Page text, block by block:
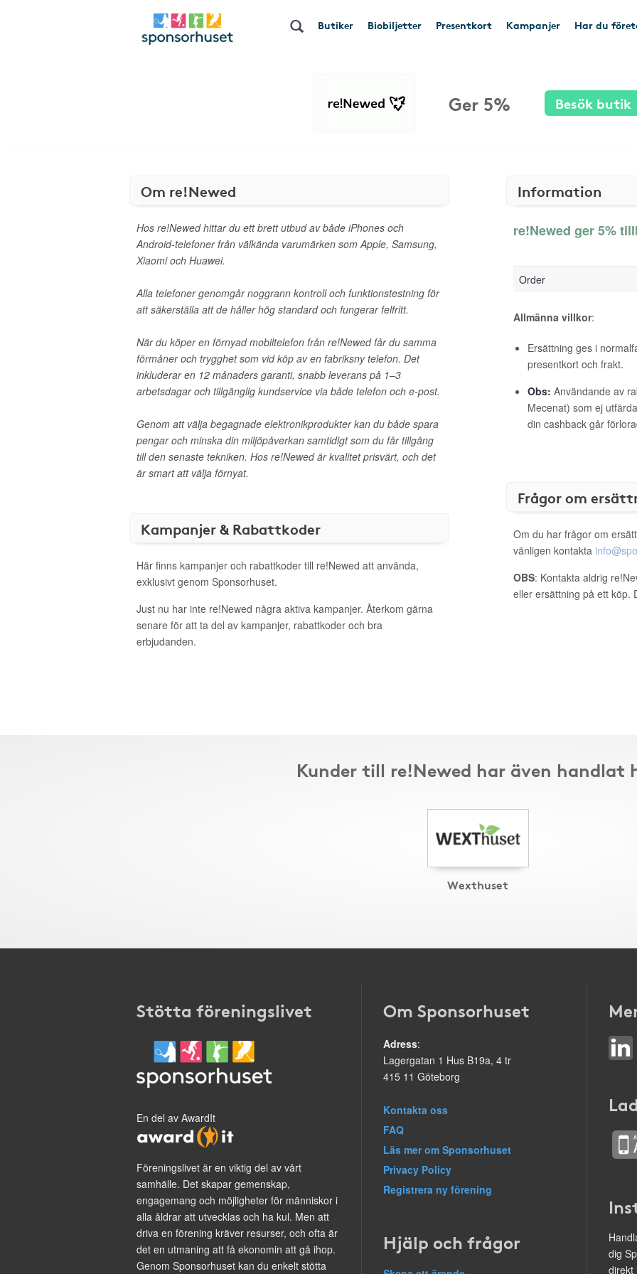
Butiker Biobiljetter Presentkort Kampanjer Har du
Ger 5% Besök butik
Om re!Newed
Hos re!Newed hittar du ett brett utbud av både iPhones och
Android-telefoner från välkända varumärken som Apple, Samsung,
Xiaomi och Huawei.
Alla telefoner genomgår noggrann kontroll och funktionstestning för
att säkerställa att de håller hög standard och fungerar felfritt.
När du köper en förnyad mobiltelefon från re!Newed får du samma
förmåner och trygghet som vid köp av en fabriksny telefon. Det
inkluderar en 12 månaders garanti, snabb leverans på 1–3
arbetsdagar och tillgänglig kundservice via både telefon och e-post.
Genom att välja begagnade elektronikprodukter kan du både spara
pengar och minska din miljöpåverkan samtidigt som du får tillgång
till den senaste tekniken. Hos re!Newed är kvalitet prisvärt, och det
är smart att välja förnyat.
Kampanjer & Rabattkoder
Här finns kampanjer och rabattkoder till re!Newed att använda,
exklusivt genom Sponsorhuset.
Just nu har inte re!Newed några aktiva kampanjer. Återkom gärna
senare för att ta del av kampanjer, rabattkoder och bra
erbjudanden.
Information
re!Newed ger 5%
Order
Allmänna villkor:
Ersättning ges i
presentkort och frakt.
Obs: Användande av
Mecenat) som ej
din cashback går
Frågor om
Om du har frågor om
vänligen kontakta
OBS: Kontakta aldrig
eller ersättning på ett köp.
Kunder till re!Newed har även handlat
Wexthuset
Stötta föreningslivet
En del av AwardIt
Föreningslivet är en viktig del av vårt
samhälle. Det skapar gemenskap,
engagemang och möjligheter för människor i
alla åldrar att utvecklas och ha kul. Men att
driva en förening kräver resurser, och ofta är
det en utmaning att få ekonomin att gå ihop.
Genom Sponsorhuset kan du enkelt stötta
Om Sponsorhuset
Adress:
Lagergatan 1 Hus B19a, 4 tr
415 11 Göteborg
Kontakta oss
FAQ
Läs mer om Sponsorhuset
Privacy Policy
Registrera ny förening
Hjälp och frågor
dig
direkt